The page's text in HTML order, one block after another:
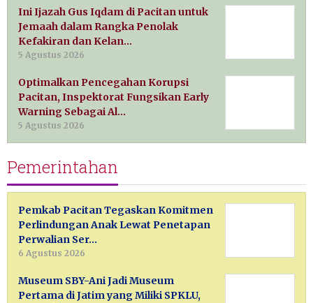
Ini Ijazah Gus Iqdam di Pacitan untuk
Jemaah dalam Rangka Penolak
Kefakiran dan Kelan…
5 Agustus 2026
Optimalkan Pencegahan Korupsi
Pacitan, Inspektorat Fungsikan Early
Warning Sebagai Al…
5 Agustus 2026
Pemerintahan
Pemkab Pacitan Tegaskan Komitmen
Perlindungan Anak Lewat Penetapan
Perwalian Ser…
6 Agustus 2026
Museum SBY-Ani Jadi Museum
Pertama di Jatim yang Miliki SPKLU,